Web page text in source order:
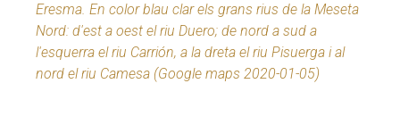
Eresma. En color blau clar els grans rius de la Meseta
Nord: d'est a oest el riu Duero; de nord a sud a
l'esquerra el riu Carrión, a la dreta el riu Pisuerga i al
nord el riu Camesa (Google maps 2020-01-05)